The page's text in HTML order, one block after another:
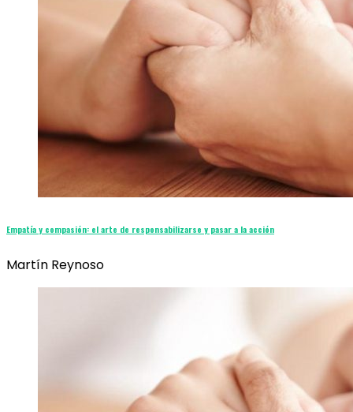
Empatía y compasión: el arte de responsabilizarse y pasar a la acción
Martín Reynoso